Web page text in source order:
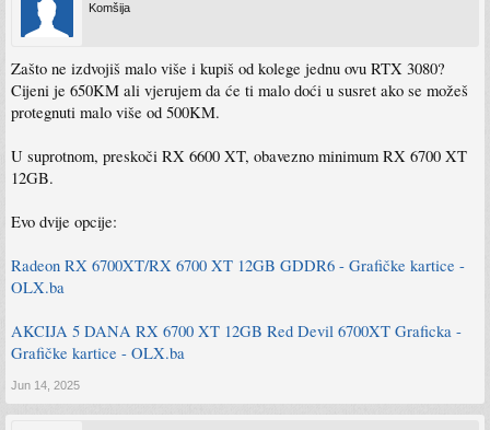
Komšija
Zašto ne izdvojiš malo više i kupiš od kolege jednu ovu RTX 3080?
Cijeni je 650KM ali vjerujem da će ti malo doći u susret ako se možeš
protegnuti malo više od 500KM.
U suprotnom, preskoči RX 6600 XT, obavezno minimum RX 6700 XT
12GB.
Evo dvije opcije:
Radeon RX 6700XT/RX 6700 XT 12GB GDDR6 - Grafičke kartice -
OLX.ba
AKCIJA 5 DANA RX 6700 XT 12GB Red Devil 6700XT Graficka -
Grafičke kartice - OLX.ba
Jun 14, 2025